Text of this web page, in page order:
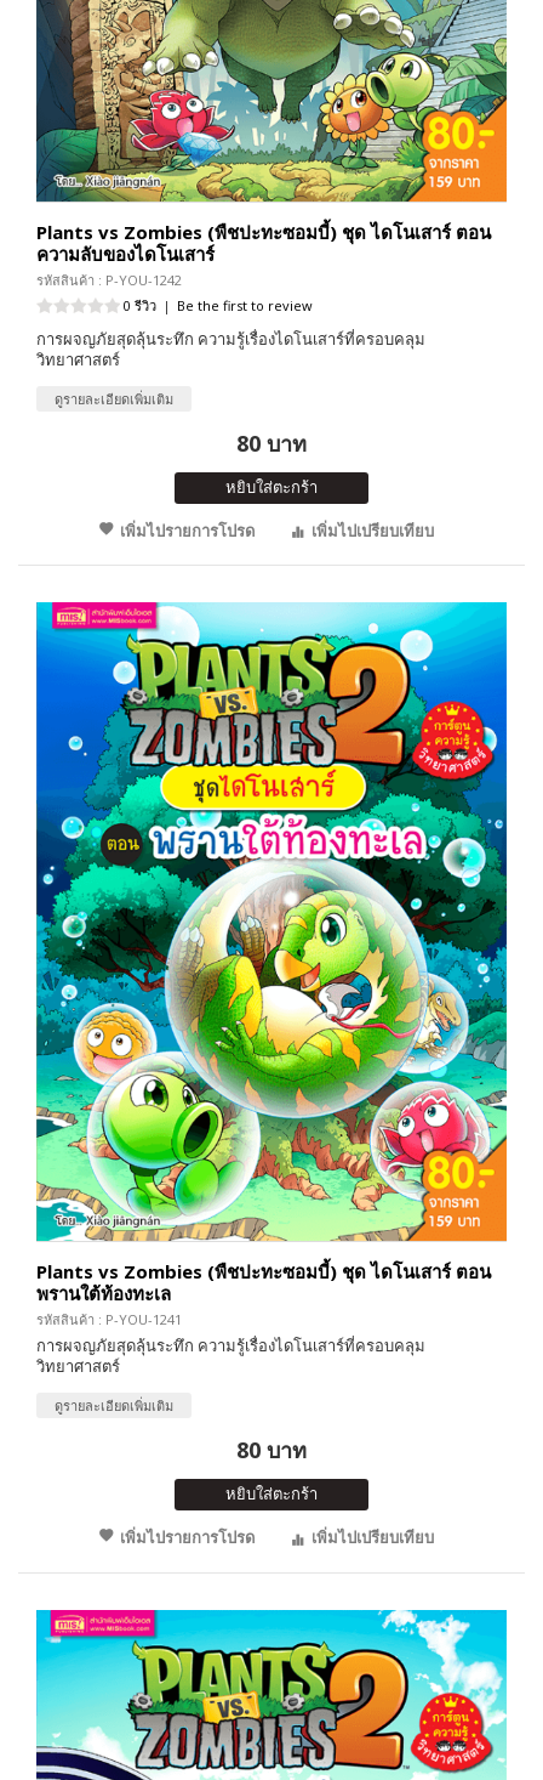
Plants vs Zombies (พืชปะทะซอมบี้) ชุด ไดโนเสาร์ ตอน
ความลับของไดโนเสาร์
รหัสสินค้า : P-YOU-1242
0 รีวิว | Be the first to review
การผจญภัยสุดลุ้นระทึก ความรู้เรื่องไดโนเสาร์ที่ครอบคลุม
วิทยาศาสตร์
ดูรายละเอียดเพิ่มเติม
80 บาท
หยิบใส่ตะกร้า
เพิ่มไปรายการโปรด
เพิ่มไปเปรียบเทียบ
Plants vs Zombies (พืชปะทะซอมบี้) ชุด ไดโนเสาร์ ตอน
พรานใต้ท้องทะเล
รหัสสินค้า : P-YOU-1241
การผจญภัยสุดลุ้นระทึก ความรู้เรื่องไดโนเสาร์ที่ครอบคลุม
วิทยาศาสตร์
ดูรายละเอียดเพิ่มเติม
80 บาท
หยิบใส่ตะกร้า
เพิ่มไปรายการโปรด
เพิ่มไปเปรียบเทียบ